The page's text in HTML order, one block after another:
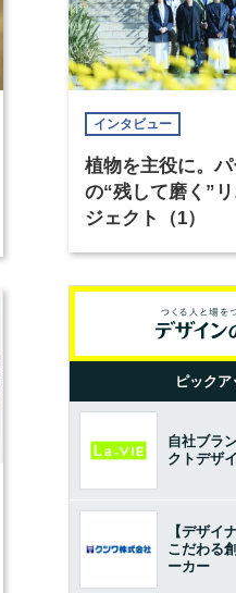
インタビュー
植物を主役に。
の“残して磨く”
ジェクト（1）
ピックア
自社ブラ
クトデザ
【デザイ
こだわる
ーカー